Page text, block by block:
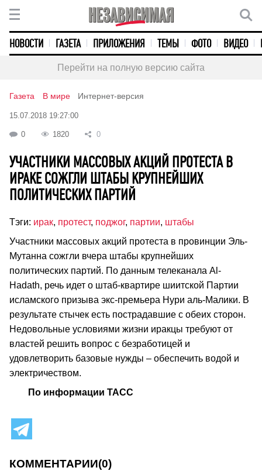
НОВОСТИ ГАЗЕТА ПРИЛОЖЕНИЯ ТЕМЫ ФОТО ВИДЕО
Перейти на полную версию сайта
Газета В мире Интернет-версия
15.07.2018 19:27:00
0 1820 0
УЧАСТНИКИ МАССОВЫХ АКЦИЙ ПРОТЕСТА В
ИРАКЕ СОЖГЛИ ШТАБЫ КРУПНЕЙШИХ
ПОЛИТИЧЕСКИХ ПАРТИЙ
Тэги: ирак, протест, поджог, партии, штабы
Участники массовых акций протеста в провинции Эль-
Мутанна сожгли вчера штабы крупнейших
политических партий. По данным телеканала Al-
Hadath, речь идет о штаб-квартире шиитской Партии
исламского призыва экс-премьера Нури аль-Малики. В
результате стычек есть пострадавшие с обеих сторон.
Недовольные условиями жизни иракцы требуют от
властей решить вопрос с безработицей и
удовлетворить базовые нужды – обеспечить водой и
электричеством.
По информации ТАСС
КОММЕНТАРИИ(0)